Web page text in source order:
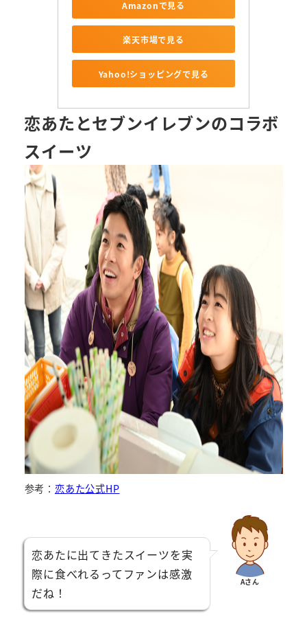
Amazonで見る
楽天市場で見る
Yahoo!ショッピングで見る
恋あたとセブンイレブンのコラボ
スイーツ
参考： 恋あた公式HP
恋あたに出てきたスイーツを実
際に食べれるってファンは感激
だね！
Aさん